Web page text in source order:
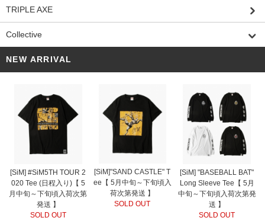
TRIPLE AXE
Collective
NEW ARRIVAL
[SiM] #SiM5TH TOUR 2
020 Tee (日程入り)【 5
月中旬～下旬頃入荷次第
発送 】
SOLD OUT
[SiM]"SAND CASTLE" T
ee【 5月中旬～下旬頃入
荷次第発送 】
SOLD OUT
[SiM] "BASEBALL BAT"
Long Sleeve Tee【 5月
中旬～下旬頃入荷次第発
送 】
SOLD OUT